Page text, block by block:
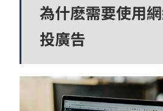
為什麽需要使用
投廣告